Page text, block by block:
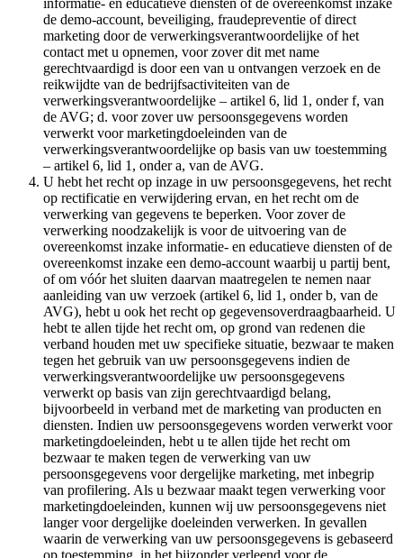
informatie- en educatieve diensten of de overeenkomst inzake
de demo-account, beveiliging, fraudepreventie of direct
marketing door de verwerkingsverantwoordelijke of het
contact met u opnemen, voor zover dit met name
gerechtvaardigd is door een van u ontvangen verzoek en de
reikwijdte van de bedrijfsactiviteiten van de
verwerkingsverantwoordelijke – artikel 6, lid 1, onder f, van
de AVG; d. voor zover uw persoonsgegevens worden
verwerkt voor marketingdoeleinden van de
verwerkingsverantwoordelijke op basis van uw toestemming
– artikel 6, lid 1, onder a, van de AVG.
U hebt het recht op inzage in uw persoonsgegevens, het recht
op rectificatie en verwijdering ervan, en het recht om de
verwerking van gegevens te beperken. Voor zover de
verwerking noodzakelijk is voor de uitvoering van de
overeenkomst inzake informatie- en educatieve diensten of de
overeenkomst inzake een demo-account waarbij u partij bent,
of om vóór het sluiten daarvan maatregelen te nemen naar
aanleiding van uw verzoek (artikel 6, lid 1, onder b, van de
AVG), hebt u ook het recht op gegevensoverdraagbaarheid. U
hebt te allen tijde het recht om, op grond van redenen die
verband houden met uw specifieke situatie, bezwaar te maken
tegen het gebruik van uw persoonsgegevens indien de
verwerkingsverantwoordelijke uw persoonsgegevens
verwerkt op basis van zijn gerechtvaardigd belang,
bijvoorbeeld in verband met de marketing van producten en
diensten. Indien uw persoonsgegevens worden verwerkt voor
marketingdoeleinden, hebt u te allen tijde het recht om
bezwaar te maken tegen de verwerking van uw
persoonsgegevens voor dergelijke marketing, met inbegrip
van profilering. Als u bezwaar maakt tegen verwerking voor
marketingdoeleinden, kunnen wij uw persoonsgegevens niet
langer voor dergelijke doeleinden verwerken. In gevallen
waarin de verwerking van uw persoonsgegevens is gebaseerd
op toestemming, in het bijzonder verleend voor de